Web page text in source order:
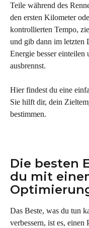
Teile während des
den ersten Kilometer
kontrollierten Tempo,
und gib dann im letzten
Energie besser einteilen
ausbrennst.
Hier findest du eine
Sie hilft dir, dein
bestimmen.
Die besten
du mit
Das Beste, was du tun
verbessern, ist es, einen